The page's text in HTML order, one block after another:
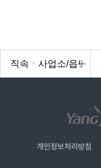
개인정보처리방침